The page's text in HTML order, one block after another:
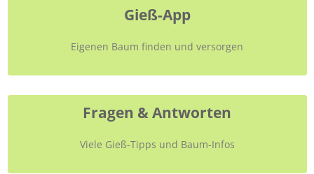
Gieß-App
Eigenen Baum finden und versorgen
Fragen & Antworten
Viele Gieß-Tipps und Baum-Infos